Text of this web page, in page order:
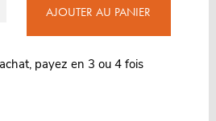
AJOUTER AU PANIER
payez en 3 ou 4 fois